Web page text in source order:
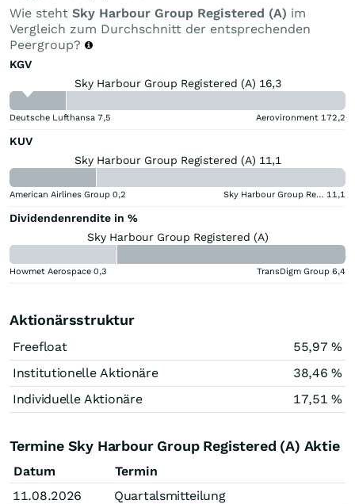
Wie steht Sky Harbour Group Registered (A) im
Vergleich zum Durchschnitt der entsprechenden
Peergroup?
KGV
Sky Harbour Group Registered (A) 16,3
Deutsche Lufthansa 7,5 Aerovironment 172,2
KUV
Sky Harbour Group Registered (A) 11,1
American Airlines Group 0,2 Sky Harbour Group Registered (A) 11,1
Dividendenrendite in %
Sky Harbour Group Registered (A)
Howmet Aerospace 0,3 TransDigm Group 6,4
Aktionärsstruktur
Freefloat
55,97 %
Institutionelle Aktionäre
38,46 %
Individuelle Aktionäre
17,51 %
Termine Sky Harbour Group Registered (A) Aktie
Datum
Termin
11.08.2026
Quartalsmitteilung